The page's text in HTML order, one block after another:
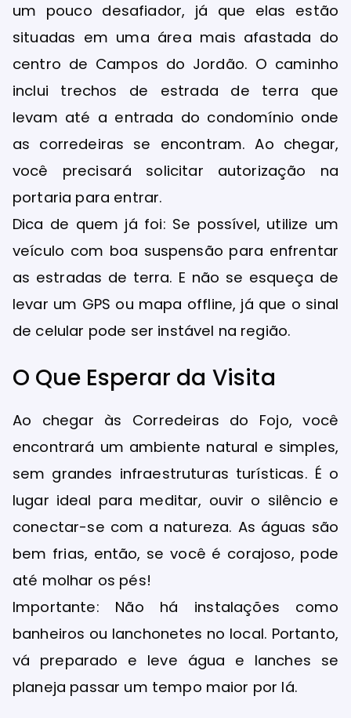
um pouco desafiador, já que elas estão
situadas em uma área mais afastada do
centro de Campos do Jordão. O caminho
inclui trechos de estrada de terra que
levam até a entrada do condomínio onde
as corredeiras se encontram. Ao chegar,
você precisará solicitar autorização na
portaria para entrar.
Dica de quem já foi: Se possível, utilize um
veículo com boa suspensão para enfrentar
as estradas de terra. E não se esqueça de
levar um GPS ou mapa offline, já que o sinal
de celular pode ser instável na região.
O Que Esperar da Visita
Ao chegar às Corredeiras do Fojo, você
encontrará um ambiente natural e simples,
sem grandes infraestruturas turísticas. É o
lugar ideal para meditar, ouvir o silêncio e
conectar-se com a natureza. As águas são
bem frias, então, se você é corajoso, pode
até molhar os pés!
Importante: Não há instalações como
banheiros ou lanchonetes no local. Portanto,
vá preparado e leve água e lanches se
planeja passar um tempo maior por lá.